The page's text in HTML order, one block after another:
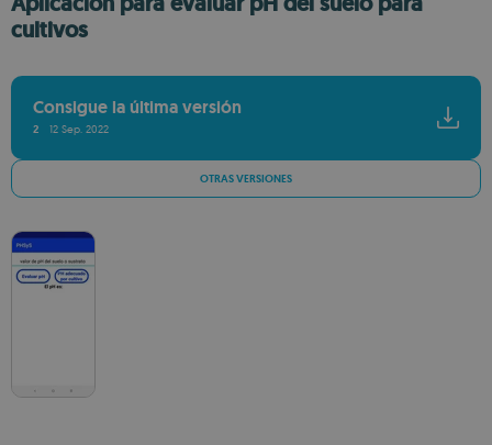
cultivos
Consigue la última versión
2 12 Sep. 2022
OTRAS VERSIONES